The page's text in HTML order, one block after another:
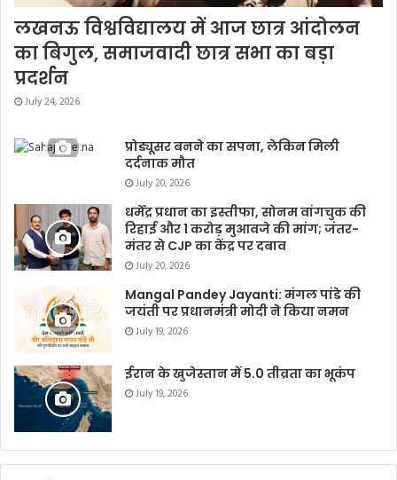
लखनऊ विश्वविद्यालय में आज छात्र आंदोलन
का बिगुल, समाजवादी छात्र सभा का बड़ा
प्रदर्शन
July 24, 2026
प्रोड्यूसर बनने का सपना, लेकिन मिली
दर्दनाक मौत
July 20, 2026
धर्मेंद्र प्रधान का इस्तीफा, सोनम वांगचुक की
रिहाई और 1 करोड़ मुआवजे की मांग; जंतर-
मंतर से CJP का केंद्र पर दबाव
July 20, 2026
Mangal Pandey Jayanti: मंगल पांडे की
जयंती पर प्रधानमंत्री मोदी ने किया नमन
July 19, 2026
ईरान के खुजेस्तान में 5.0 तीव्रता का भूकंप
July 19, 2026